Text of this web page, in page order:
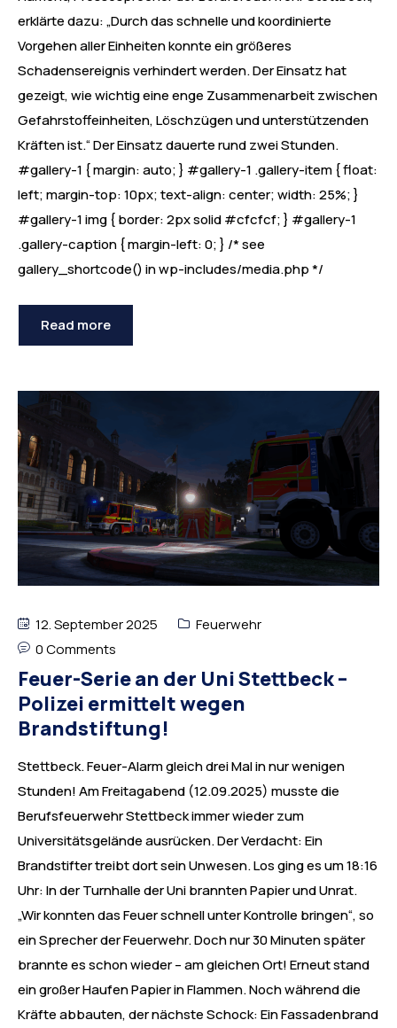
erklärte dazu: „Durch das schnelle und koordinierte
Vorgehen aller Einheiten konnte ein größeres
Schadensereignis verhindert werden. Der Einsatz hat
gezeigt, wie wichtig eine enge Zusammenarbeit zwischen
Gefahrstoffeinheiten, Löschzügen und unterstützenden
Kräften ist.“ Der Einsatz dauerte rund zwei Stunden.
#gallery-1 { margin: auto; } #gallery-1 .gallery-item { float:
left; margin-top: 10px; text-align: center; width: 25%; }
#gallery-1 img { border: 2px solid #cfcfcf; } #gallery-1
.gallery-caption { margin-left: 0; } /* see
gallery_shortcode() in wp-includes/media.php */
Read more
12. September 2025
Feuerwehr
0 Comments
Feuer-Serie an der Uni Stettbeck –
Polizei ermittelt wegen
Brandstiftung!
Stettbeck. Feuer-Alarm gleich drei Mal in nur wenigen
Stunden! Am Freitagabend (12.09.2025) musste die
Berufsfeuerwehr Stettbeck immer wieder zum
Universitätsgelände ausrücken. Der Verdacht: Ein
Brandstifter treibt dort sein Unwesen. Los ging es um 18:16
Uhr: In der Turnhalle der Uni brannten Papier und Unrat.
„Wir konnten das Feuer schnell unter Kontrolle bringen“, so
ein Sprecher der Feuerwehr. Doch nur 30 Minuten später
brannte es schon wieder – am gleichen Ort! Erneut stand
ein großer Haufen Papier in Flammen. Noch während die
Kräfte abbauten, der nächste Schock: Ein Fassadenbrand